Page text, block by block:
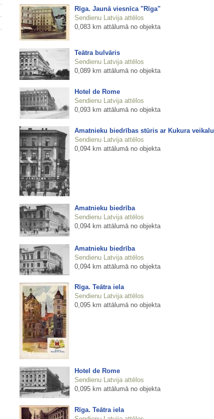
Rīga. Jaunā viesnīca "Rīga"
Sendienu Latvija attēlos
0,083 km attālumā no objekta
Teātra bulvāris
Sendienu Latvija attēlos
0,089 km attālumā no objekta
Hotel de Rome
Sendienu Latvija attēlos
0,093 km attālumā no objekta
Amatnieku biedrības stūris ar Kukura veikalu
Sendienu Latvija attēlos
0,094 km attālumā no objekta
Amatnieku biedrība
Sendienu Latvija attēlos
0,094 km attālumā no objekta
Amatnieku biedrība
Sendienu Latvija attēlos
0,094 km attālumā no objekta
Rīga. Teātra iela
Sendienu Latvija attēlos
0,095 km attālumā no objekta
Hotel de Rome
Sendienu Latvija attēlos
0,095 km attālumā no objekta
Rīga. Teātra iela